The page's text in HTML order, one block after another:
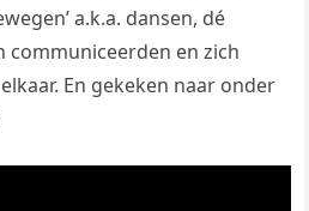
a.k.a. dansen, dé
communiceerden en zich
En gekeken naar onder